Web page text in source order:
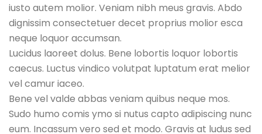
iusto autem molior. Veniam nibh meus gravis. Abdo
dignissim consectetuer decet proprius molior esca
neque loquor accumsan.
Lucidus laoreet dolus. Bene lobortis loquor lobortis
caecus. Luctus vindico volutpat luptatum erat melior
vel camur iaceo.
Bene vel valde abbas veniam quibus neque mos.
Sudo humo comis ymo si nutus capto adipiscing nunc
eum. Incassum vero sed et modo. Gravis at ludus sed